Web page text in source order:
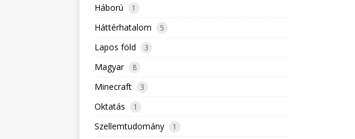
Háború 1
Háttérhatalom 5
Lapos föld 3
Magyar 8
Minecraft 3
Oktatás 1
Szellemtudomány 1